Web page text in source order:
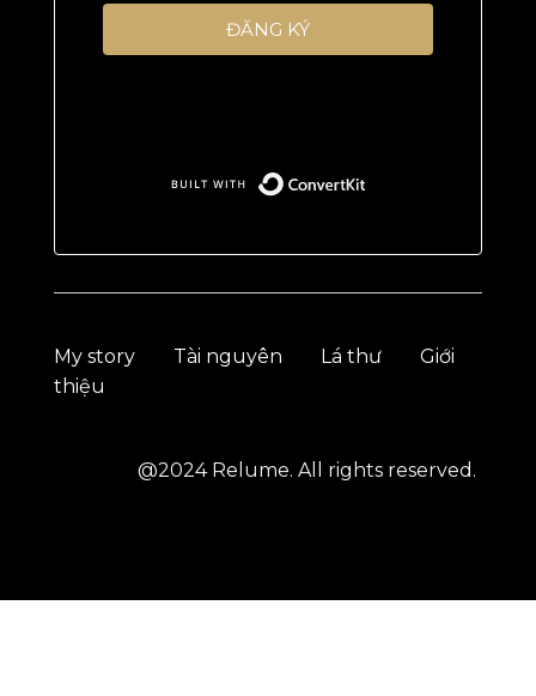
ĐĂNG KÝ
My story Tài nguyên Lá thư
Giới
thiệu
@2024 Relume. All rights reserved.